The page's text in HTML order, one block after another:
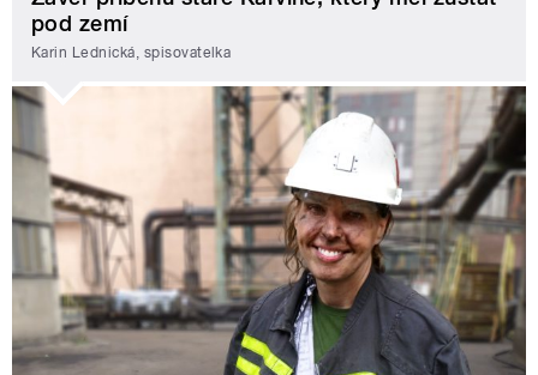
pod zemí
Karin Lednická, spisovatelka